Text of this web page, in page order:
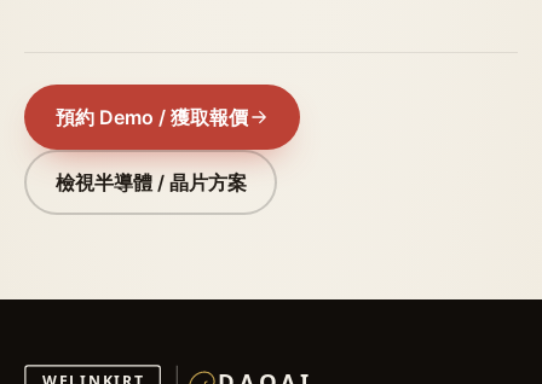
預約 Demo / 獲取報價
檢視半導體 / 晶片方案